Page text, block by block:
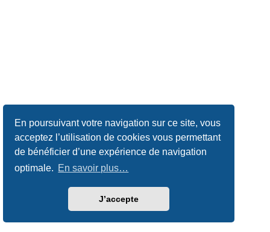
En poursuivant votre navigation sur ce site, vous
acceptez l’utilisation de cookies vous permettant
de bénéficier d’une expérience de navigation
optimale. En savoir plus…
J’accepte